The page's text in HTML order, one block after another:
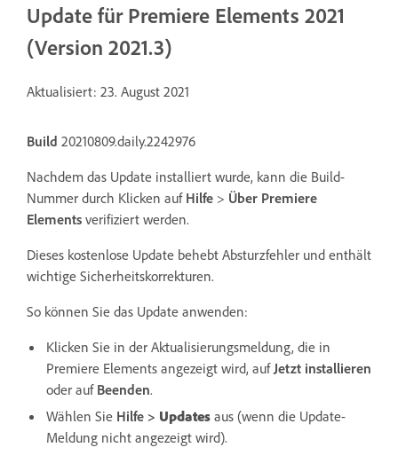
Update für Premiere Elements 2021
(Version 2021.3)
Aktualisiert: 23. August 2021
Build 20210809.daily.2242976
Nachdem das Update installiert wurde, kann die Build-
Nummer durch Klicken auf Hilfe > Über Premiere
Elements verifiziert werden.
Dieses kostenlose Update behebt Absturzfehler und enthält
wichtige Sicherheitskorrekturen.
So können Sie das Update anwenden:
Klicken Sie in der Aktualisierungsmeldung, die in
Premiere Elements angezeigt wird, auf Jetzt installieren
oder auf Beenden.
Wählen Sie Hilfe > Updates aus (wenn die Update-
Meldung nicht angezeigt wird).